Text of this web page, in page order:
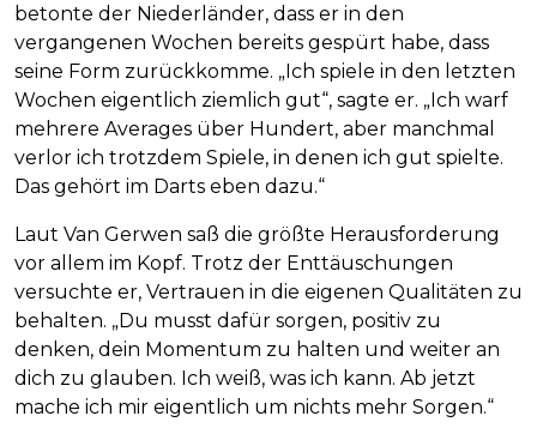
betonte der Niederländer, dass er in den
vergangenen Wochen bereits gespürt habe, dass
seine Form zurückkomme. „Ich spiele in den letzten
Wochen eigentlich ziemlich gut“, sagte er. „Ich warf
mehrere Averages über Hundert, aber manchmal
verlor ich trotzdem Spiele, in denen ich gut spielte.
Das gehört im Darts eben dazu.“
Laut Van Gerwen saß die größte Herausforderung
vor allem im Kopf. Trotz der Enttäuschungen
versuchte er, Vertrauen in die eigenen Qualitäten zu
behalten. „Du musst dafür sorgen, positiv zu
denken, dein Momentum zu halten und weiter an
dich zu glauben. Ich weiß, was ich kann. Ab jetzt
mache ich mir eigentlich um nichts mehr Sorgen.“